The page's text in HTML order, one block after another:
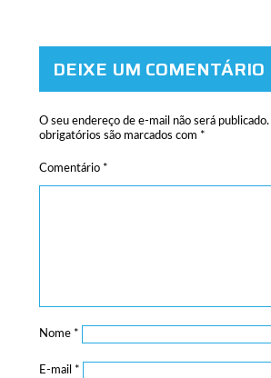
DEIXE UM COMENTÁRIO
O seu endereço de e-mail não será publicado.
obrigatórios são marcados com *
Comentário *
Nome *
E-mail *